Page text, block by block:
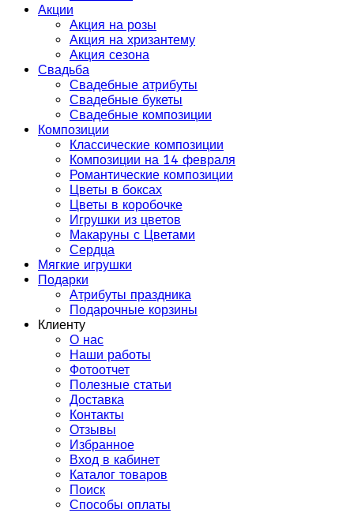
Акции
Акция на розы
Акция на хризантему
Акция сезона
Свадьба
Свадебные атрибуты
Свадебные букеты
Свадебные композиции
Композиции
Классические композиции
Композиции на 14 февраля
Романтические композиции
Цветы в боксах
Цветы в коробочке
Игрушки из цветов
Макаруны с Цветами
Сердца
Мягкие игрушки
Подарки
Атрибуты праздника
Подарочные корзины
Клиенту
О нас
Наши работы
Фотоотчет
Полезные статьи
Доставка
Контакты
Отзывы
Избранное
Вход в кабинет
Каталог товаров
Поиск
Способы оплаты